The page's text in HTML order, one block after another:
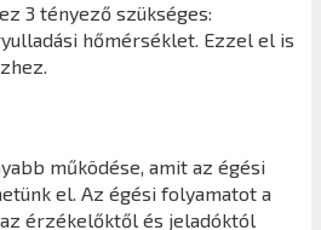
3 tényező szükséges:
hőmérséklet. Ezzel el is
működése, amit az égési
el. Az égési folyamatot a
érzékelőktől és jeladóktól